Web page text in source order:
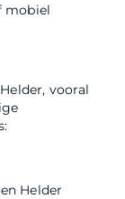
mobiel
vooral
Helder